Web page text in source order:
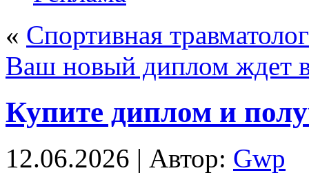
« Спортивная
Ваш новый диплом ждет
Купите диплом и
12.06.2026 | Автор: Gwp